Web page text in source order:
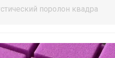
поролон квадра